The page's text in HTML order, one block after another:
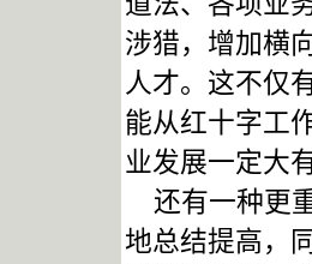
涉猎，增加横
人才。这不仅
能从红十字工
业发展一定大
还有一种更
地总结提高，